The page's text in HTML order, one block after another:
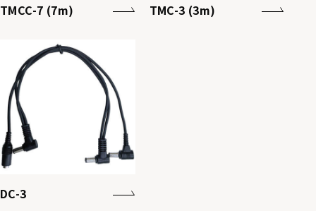
TMCC-7 (7m) TMC-3 (3m)
DC-3